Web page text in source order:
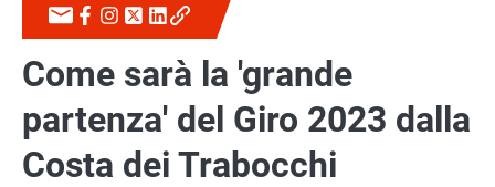
Come sarà la 'grande
partenza' del Giro 2023 dalla
Costa dei Trabocchi